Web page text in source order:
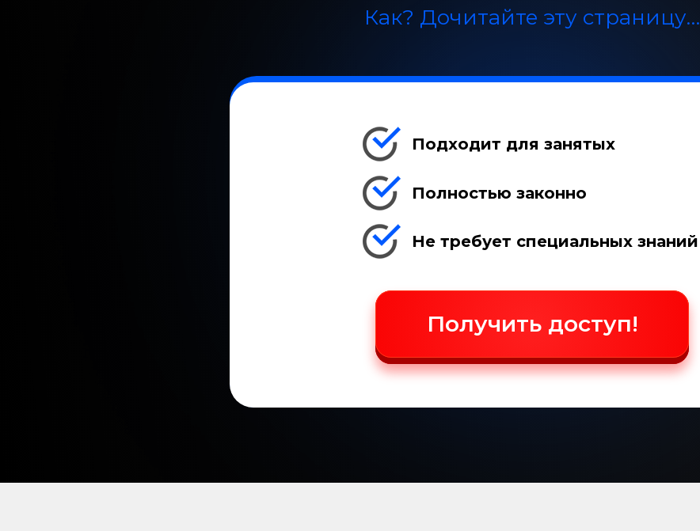
Как? Дочитайте эту страницу…
Подходит для занятых
Полностью законно
Не требует специальных знаний
Получить доступ!